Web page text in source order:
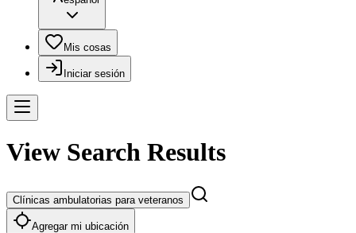
Mis cosas
Iniciar sesión
View Search Results
Clínicas ambulatorias para veteranos
Agregar mi ubicación